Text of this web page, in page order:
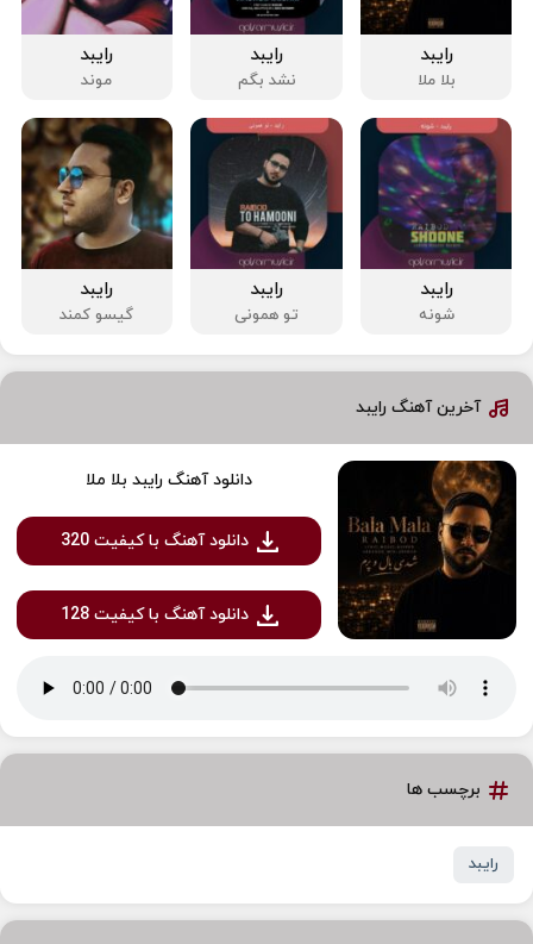
رایبد
بلا ملا
رایبد
نشد بگم
رایبد
موند
رایبد
شونه
رایبد
تو همونی
رایبد
گیسو کمند
آخرین آهنگ رایبد
دانلود آهنگ رایبد بلا ملا
دانلود آهنگ با کیفیت 320
دانلود آهنگ با کیفیت 128
برچسب ها
رایبد